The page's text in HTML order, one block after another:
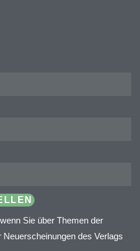
Sie über Themen der
des Verlags